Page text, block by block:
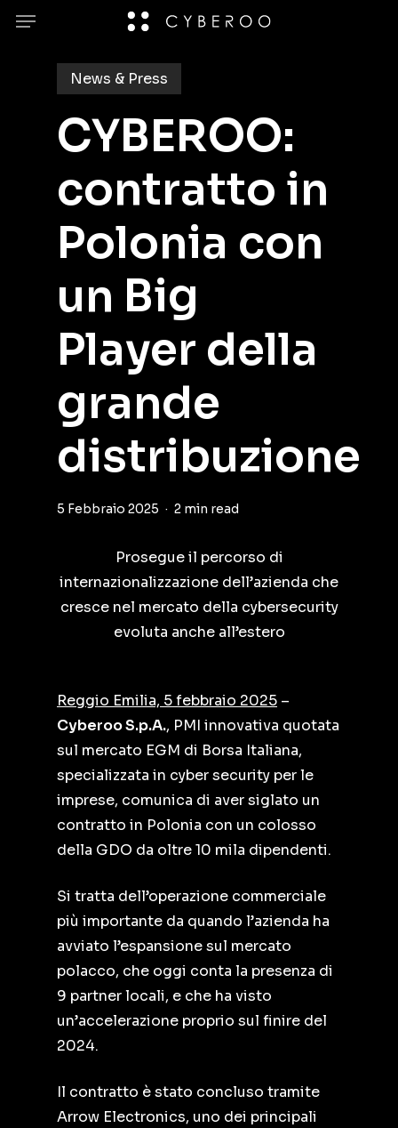
SkipMenu
News & Press
CYBEROO:
contratto in
Polonia con
un Big
Player della
grande
distribuzione
5 Febbraio 2025 2 min read
Prosegue il percorso di
internazionalizzazione dell’azienda che
cresce nel mercato della cybersecurity
evoluta anche all’estero
Reggio Emilia, 5 febbraio 2025 –
Cyberoo S.p.A., PMI innovativa quotata
sul mercato EGM di Borsa Italiana,
specializzata in cyber security per le
imprese, comunica di aver siglato un
contratto in Polonia con un colosso
della GDO da oltre 10 mila dipendenti.
Si tratta dell’operazione commerciale
più importante da quando l’azienda ha
avviato l’espansione sul mercato
polacco, che oggi conta la presenza di
9 partner locali, e che ha visto
un’accelerazione proprio sul finire del
2024.
Il contratto è stato concluso tramite
Arrow Electronics, uno dei principali